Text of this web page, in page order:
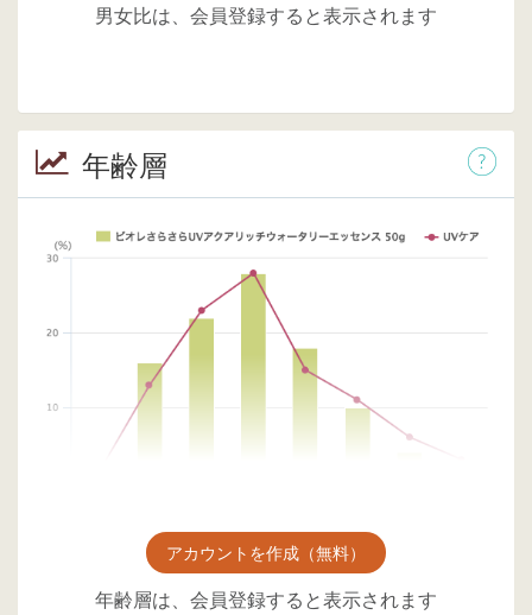
男女比は、会員登録すると表示されます
年齢層
アカウントを作成（無料）
年齢層は、会員登録すると表示されます